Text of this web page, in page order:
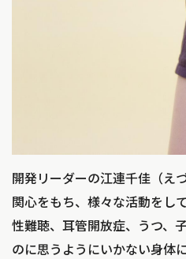
開発リーダーの江連千佳（え
関心をもち、様々な活動をし
性難聴、耳管開放症、うつ、
のに思うようにいかない身体